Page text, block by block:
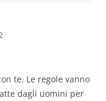
te. Le regole vanno
dagli uomini per